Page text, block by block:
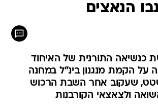
הנאצים
כנשיאה התורנית של האיחוד
על הקמת מנגנון בינ"ל במחנה
שעקוב אחר השבת הרכוש
השואה ולצאצאי הקורבנות